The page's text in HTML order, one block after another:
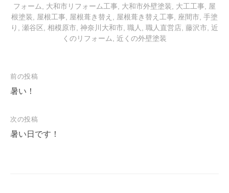
フォーム
大和市リフォーム工事 大和市外壁塗装 大工工事
屋
根塗装
屋根工事 屋根葺き替え 屋根葺き替え工事 座間市 手塗
り
瀬谷区 相模原市 神奈川大和市 職人 職人直営店 藤沢市 近
くのリフォーム
近くの外壁塗装
投
稿
ビ
ゲ
前の投稿
暑い！
次の投稿
暑い日です！